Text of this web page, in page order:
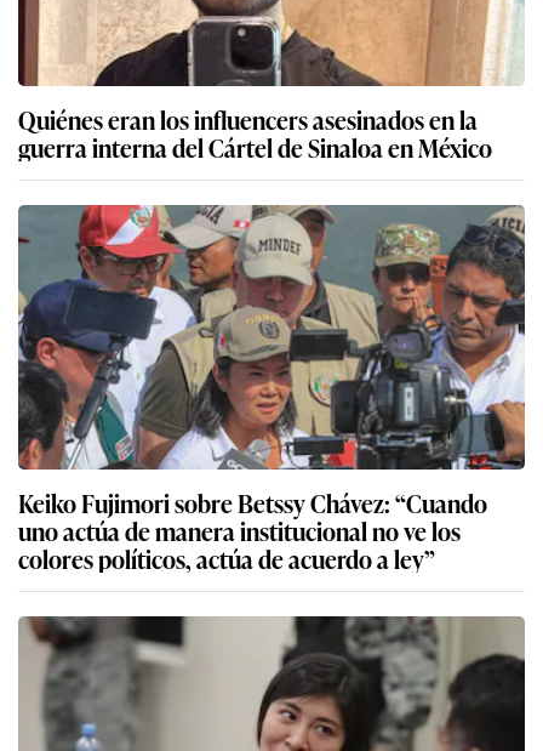
Quiénes eran los influencers asesinados en la
guerra interna del Cártel de Sinaloa en México
Keiko Fujimori sobre Betssy Chávez: “Cuando
uno actúa de manera institucional no ve los
colores políticos, actúa de acuerdo a ley”